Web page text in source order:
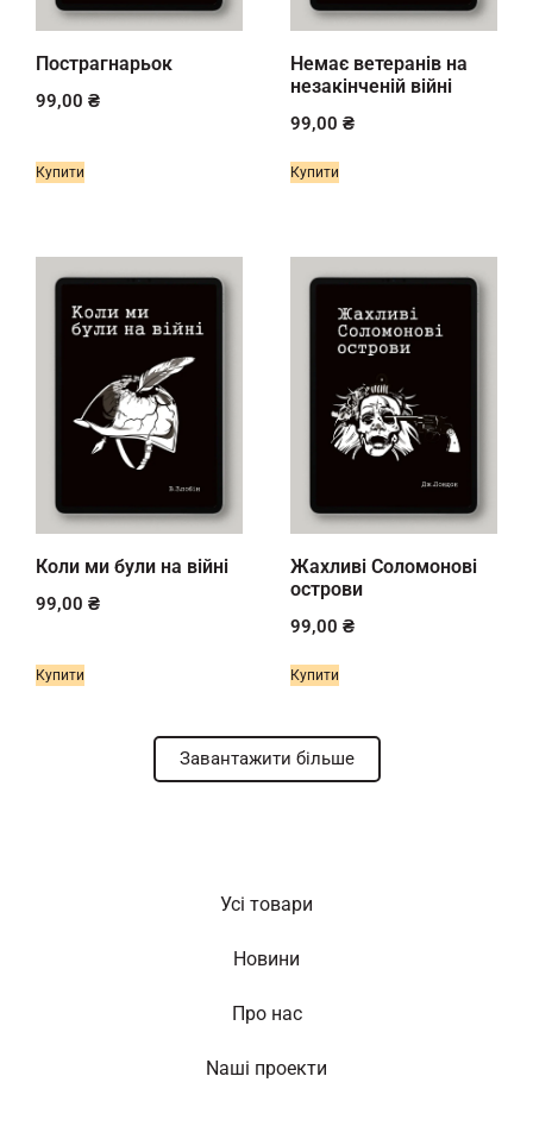
Пострагнарьок
99,00 ₴
Купити
Немає ветеранів на
незакінченій війні
99,00 ₴
Купити
Коли ми були на війні
99,00 ₴
Купити
Жахливі Соломонові
острови
99,00 ₴
Купити
Завантажити більше
Усі товари
Новини
Про нас
Nаші проекти